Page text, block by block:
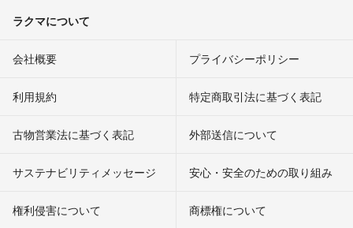
ラクマについて
会社概要 プライバシーポリシー
利用規約 特定商取引法に基づく表記
古物営業法に基づく表記 外部送信について
サステナビリティメッセージ 安心・安全のための取り組み
権利侵害について
商標権について